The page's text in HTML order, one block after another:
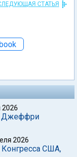
СТАТЬЯ
2026
Джеффри
2026
Конгресса США,